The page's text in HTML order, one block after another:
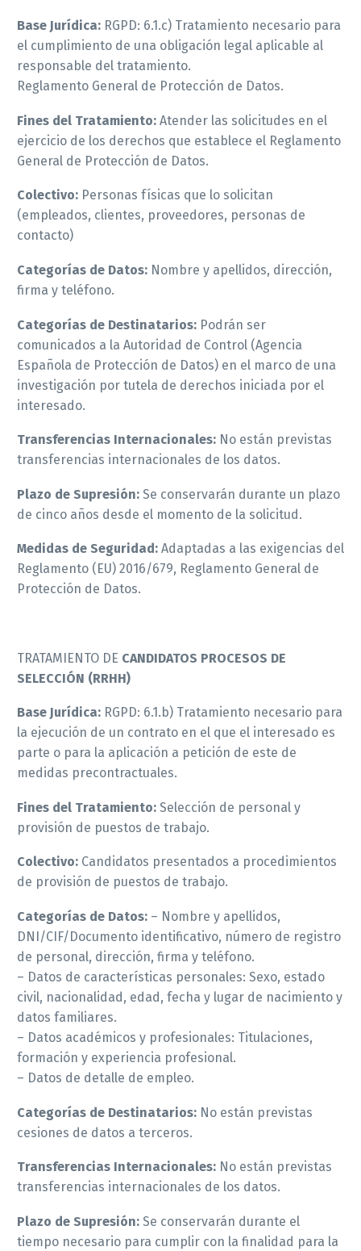
Base Jurídica: RGPD: 6.1.c) Tratamiento necesario para
el cumplimiento de una obligación legal aplicable al
responsable del tratamiento.
Reglamento General de Protección de Datos.
Fines del Tratamiento: Atender las solicitudes en el
ejercicio de los derechos que establece el Reglamento
General de Protección de Datos.
Colectivo: Personas físicas que lo solicitan
(empleados, clientes, proveedores, personas de
contacto)
Categorías de Datos: Nombre y apellidos, dirección,
firma y teléfono.
Categorías de Destinatarios: Podrán ser
comunicados a la Autoridad de Control (Agencia
Española de Protección de Datos) en el marco de una
investigación por tutela de derechos iniciada por el
interesado.
Transferencias Internacionales: No están previstas
transferencias internacionales de los datos.
Plazo de Supresión: Se conservarán durante un plazo
de cinco años desde el momento de la solicitud.
Medidas de Seguridad: Adaptadas a las exigencias del
Reglamento (EU) 2016/679, Reglamento General de
Protección de Datos.
TRATAMIENTO DE CANDIDATOS PROCESOS DE
SELECCIÓN (RRHH)
Base Jurídica: RGPD: 6.1.b) Tratamiento necesario para
la ejecución de un contrato en el que el interesado es
parte o para la aplicación a petición de este de
medidas precontractuales.
Fines del Tratamiento: Selección de personal y
provisión de puestos de trabajo.
Colectivo: Candidatos presentados a procedimientos
de provisión de puestos de trabajo.
Categorías de Datos: – Nombre y apellidos,
DNI/CIF/Documento identificativo, número de registro
de personal, dirección, firma y teléfono.
– Datos de características personales: Sexo, estado
civil, nacionalidad, edad, fecha y lugar de nacimiento y
datos familiares.
– Datos académicos y profesionales: Titulaciones,
formación y experiencia profesional.
– Datos de detalle de empleo.
Categorías de Destinatarios: No están previstas
cesiones de datos a terceros.
Transferencias Internacionales: No están previstas
transferencias internacionales de los datos.
Plazo de Supresión: Se conservarán durante el
tiempo necesario para cumplir con la finalidad para la